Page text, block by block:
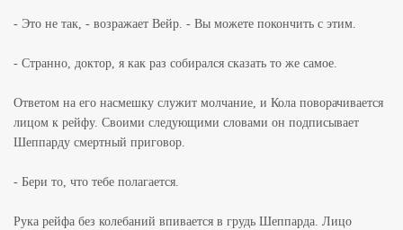
- Это не так, - возражает Вейр. - Вы можете покончить с этим.
- Странно, доктор, я как раз собирался сказать то же самое.
Ответом на его насмешку служит молчание, и Кола поворачивается
лицом к рейфу. Своими следующими словами он подписывает
Шеппарду смертный приговор.
- Бери то, что тебе полагается.
Рука рейфа без колебаний впивается в грудь Шеппарда. Лицо